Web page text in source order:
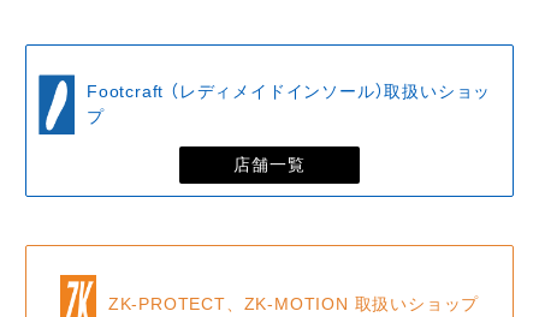
Footcraft （レディメイドインソール）取扱いショッ
プ
店舗一覧
ZK-PROTECT、ZK-MOTION 取扱いショップ